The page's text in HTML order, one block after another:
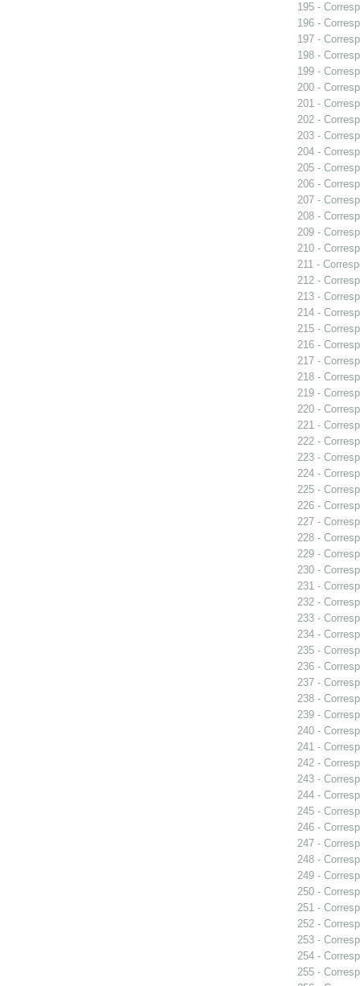
195 -
196 -
197 -
198 -
199 -
200 -
201 -
202 -
203 -
204 -
205 -
206 -
207 -
208 -
209 -
210 -
211 -
212 -
213 -
214 -
215 -
216 -
217 -
218 -
219 -
220 -
221 -
222 -
223 -
224 -
225 -
226 -
227 -
228 -
229 -
230 -
231 -
232 -
233 -
234 -
235 -
236 -
237 -
238 -
239 -
240 -
241 -
242 -
243 -
244 -
245 -
246 -
247 -
248 -
249 -
250 -
251 -
252 -
253 -
254 -
255 -